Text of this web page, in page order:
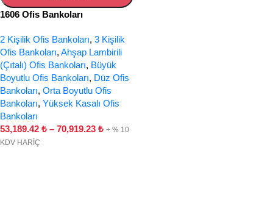
1606 Ofis Bankoları
2 Kişilik Ofis Bankoları, 3 Kişilik
Ofis Bankoları, Ahşap Lambirili
(Çıtalı) Ofis Bankoları, Büyük
Boyutlu Ofis Bankoları, Düz Ofis
Bankoları, Orta Boyutlu Ofis
Bankoları, Yüksek Kasalı Ofis
Bankoları
53,189.42 ₺ – 70,919.23 ₺ + % 10
KDV HARİÇ